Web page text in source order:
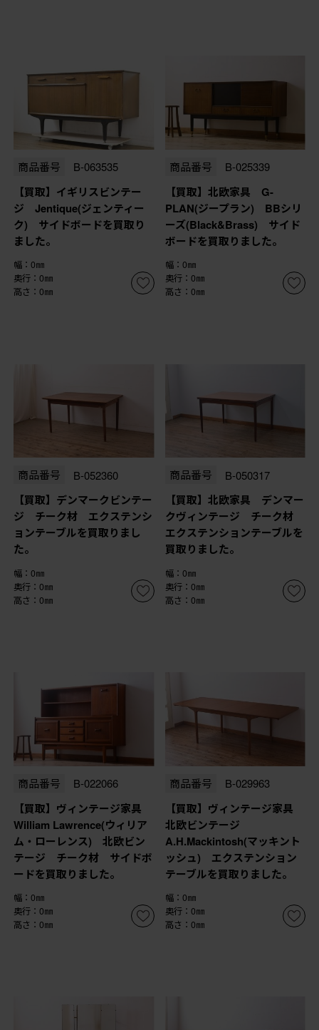
商品番号 B-063535
【買取】イギリスビンテー
ジ Jentique(ジェンティー
ク) サイドボードを買取り
ました。
幅：0㎜
奥行：0㎜
高さ：0㎜
商品番号 B-025339
【買取】北欧家具 G-
PLAN(ジープラン) BBシリ
ーズ(Black&Brass) サイド
ボードを買取りました。
幅：0㎜
奥行：0㎜
高さ：0㎜
商品番号 B-052360
【買取】デンマークビンテー
ジ チーク材 エクステンシ
ョンテーブルを買取りまし
た。
幅：0㎜
奥行：0㎜
高さ：0㎜
商品番号 B-050317
【買取】北欧家具 デンマー
クヴィンテージ チーク材
エクステンションテーブルを
買取りました。
幅：0㎜
奥行：0㎜
高さ：0㎜
商品番号 B-022066
【買取】ヴィンテージ家具
William Lawrence(ウィリア
ム・ローレンス) 北欧ビン
テージ チーク材 サイドボ
ードを買取りました。
幅：0㎜
奥行：0㎜
高さ：0㎜
商品番号 B-029963
【買取】ヴィンテージ家具
北欧ビンテージ
A.H.Mackintosh(マッキント
ッシュ) エクステンション
テーブルを買取りました。
幅：0㎜
奥行：0㎜
高さ：0㎜